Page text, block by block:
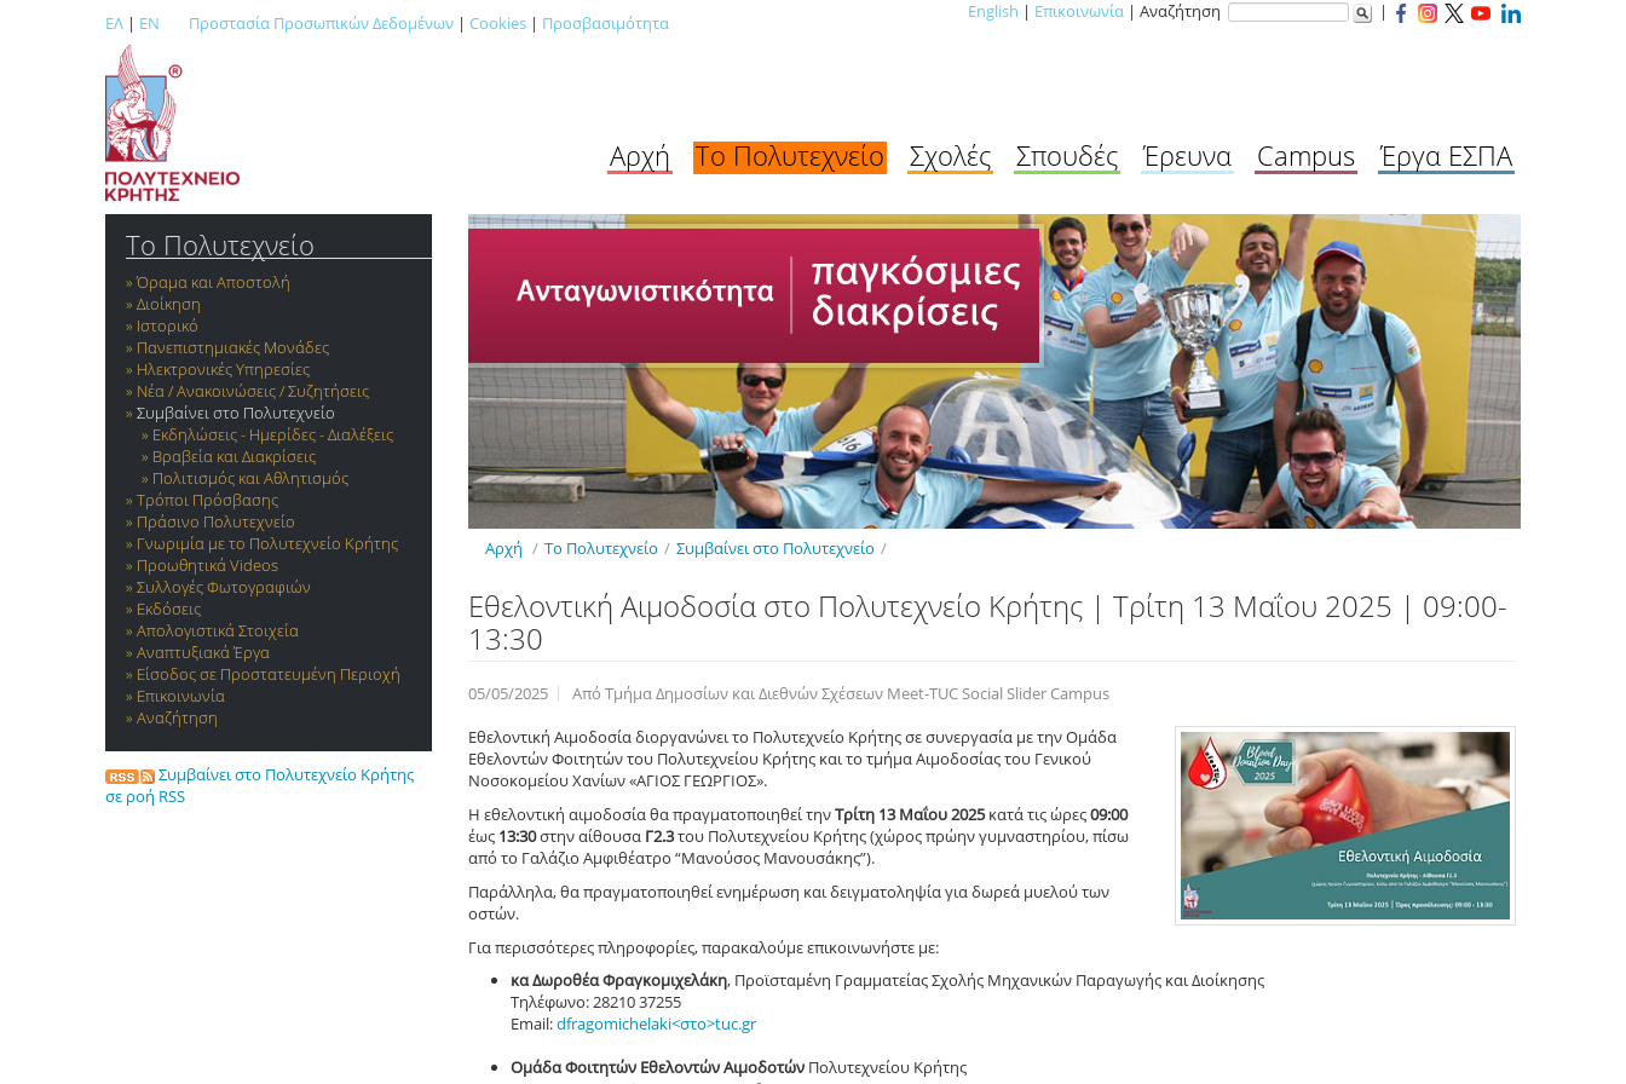
ΕΛ | EN Προστασία Προσωπικών Δεδομένων | Cookies | Προσβασιμότητα
English | Επικοινωνία | Αναζήτηση |
Αρχή Το Πολυτεχνείο Σχολές Σπουδές Έρευνα Campus Έργα ΕΣΠΑ
Το Πολυτεχνείο
Όραμα και Αποστολή
Διοίκηση
Ιστορικό
Πανεπιστημιακές Μονάδες
Ηλεκτρονικές Υπηρεσίες
Νέα / Ανακοινώσεις / Συζητήσεις
Συμβαίνει στο Πολυτεχνείο
Εκδηλώσεις - Ημερίδες - Διαλέξεις
Βραβεία και Διακρίσεις
Πολιτισμός και Αθλητισμός
Τρόποι Πρόσβασης
Πράσινο Πολυτεχνείο
Γνωριμία με το Πολυτεχνείο Κρήτης
Προωθητικά Videos
Συλλογές Φωτογραφιών
Εκδόσεις
Απολογιστικά Στοιχεία
Αναπτυξιακά Έργα
Είσοδος σε Προστατευμένη Περιοχή
Επικοινωνία
Αναζήτηση
Συμβαίνει στο Πολυτεχνείο Κρήτης
σε ροή RSS
Αρχή / Το Πολυτεχνείο / Συμβαίνει στο Πολυτεχνείο /
Εθελοντική Αιμοδοσία στο Πολυτεχνείο Κρήτης | Τρίτη 13 Μαΐου 2025 | 09:00-
13:30
05/05/2025
Από Τμήμα Δημοσίων και Διεθνών Σχέσεων Meet-TUC Social Slider Campus
Εθελοντική Αιμοδοσία διοργανώνει το Πολυτεχνείο Κρήτης σε συνεργασία με την Ομάδα
Εθελοντών Φοιτητών του Πολυτεχνείου Κρήτης και το τμήμα Αιμοδοσίας του Γενικού
Νοσοκομείου Χανίων «ΑΓΙΟΣ ΓΕΩΡΓΙΟΣ».
Η εθελοντική αιμοδοσία θα πραγματοποιηθεί τηνΤρίτη 13 Μαΐου 2025κατά τις ώρες09:00
έως 13:30στην αίθουσα Γ2.3του Πολυτεχνείου Κρήτης (χώρος πρώην γυμναστηρίου, πίσω
από το Γαλάζιο Αμφιθέατρο “Μανούσος Μανουσάκης”).
Παράλληλα, θα πραγματοποιηθεί ενημέρωση και δειγματοληψία για δωρεά μυελού των
οστών.
Για περισσότερες πληροφορίες, παρακαλούμε επικοινωνήστε με:
κα Δωροθέα Φραγκομιχελάκη, Προϊσταμένη Γραμματείας Σχολής Μηχανικών Παραγωγής και Διοίκησης
Τηλέφωνο: 28210 37255
Email:dfragomichelaki<στο>tuc.gr
Ομάδα Φοιτητών Εθελοντών Αιμοδοτών Πολυτεχνείου Κρήτης